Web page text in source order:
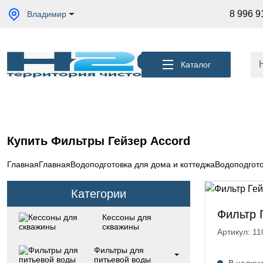
Владимир 8 996
Каталог
Акции
скважины
Фильтры
коттеджа
Септики
для
дома
Электрические
Купить Фильтры Гейзер Accord
ГлавнаяГлавнаяВодоподготовка для дома и коттеджа
Категории
Кессоны для
скважины
Фильтры для
питьевой воды
Фильтр
Артикул: